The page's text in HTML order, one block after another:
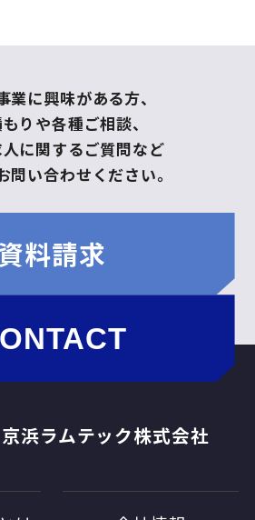
業に興味がある方、
りや各種ご相談、
に関するご質問など
問い合わせください。
料請求
京浜ラムテック株式会社